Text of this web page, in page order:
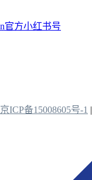
京ICP备15008605号-1 |